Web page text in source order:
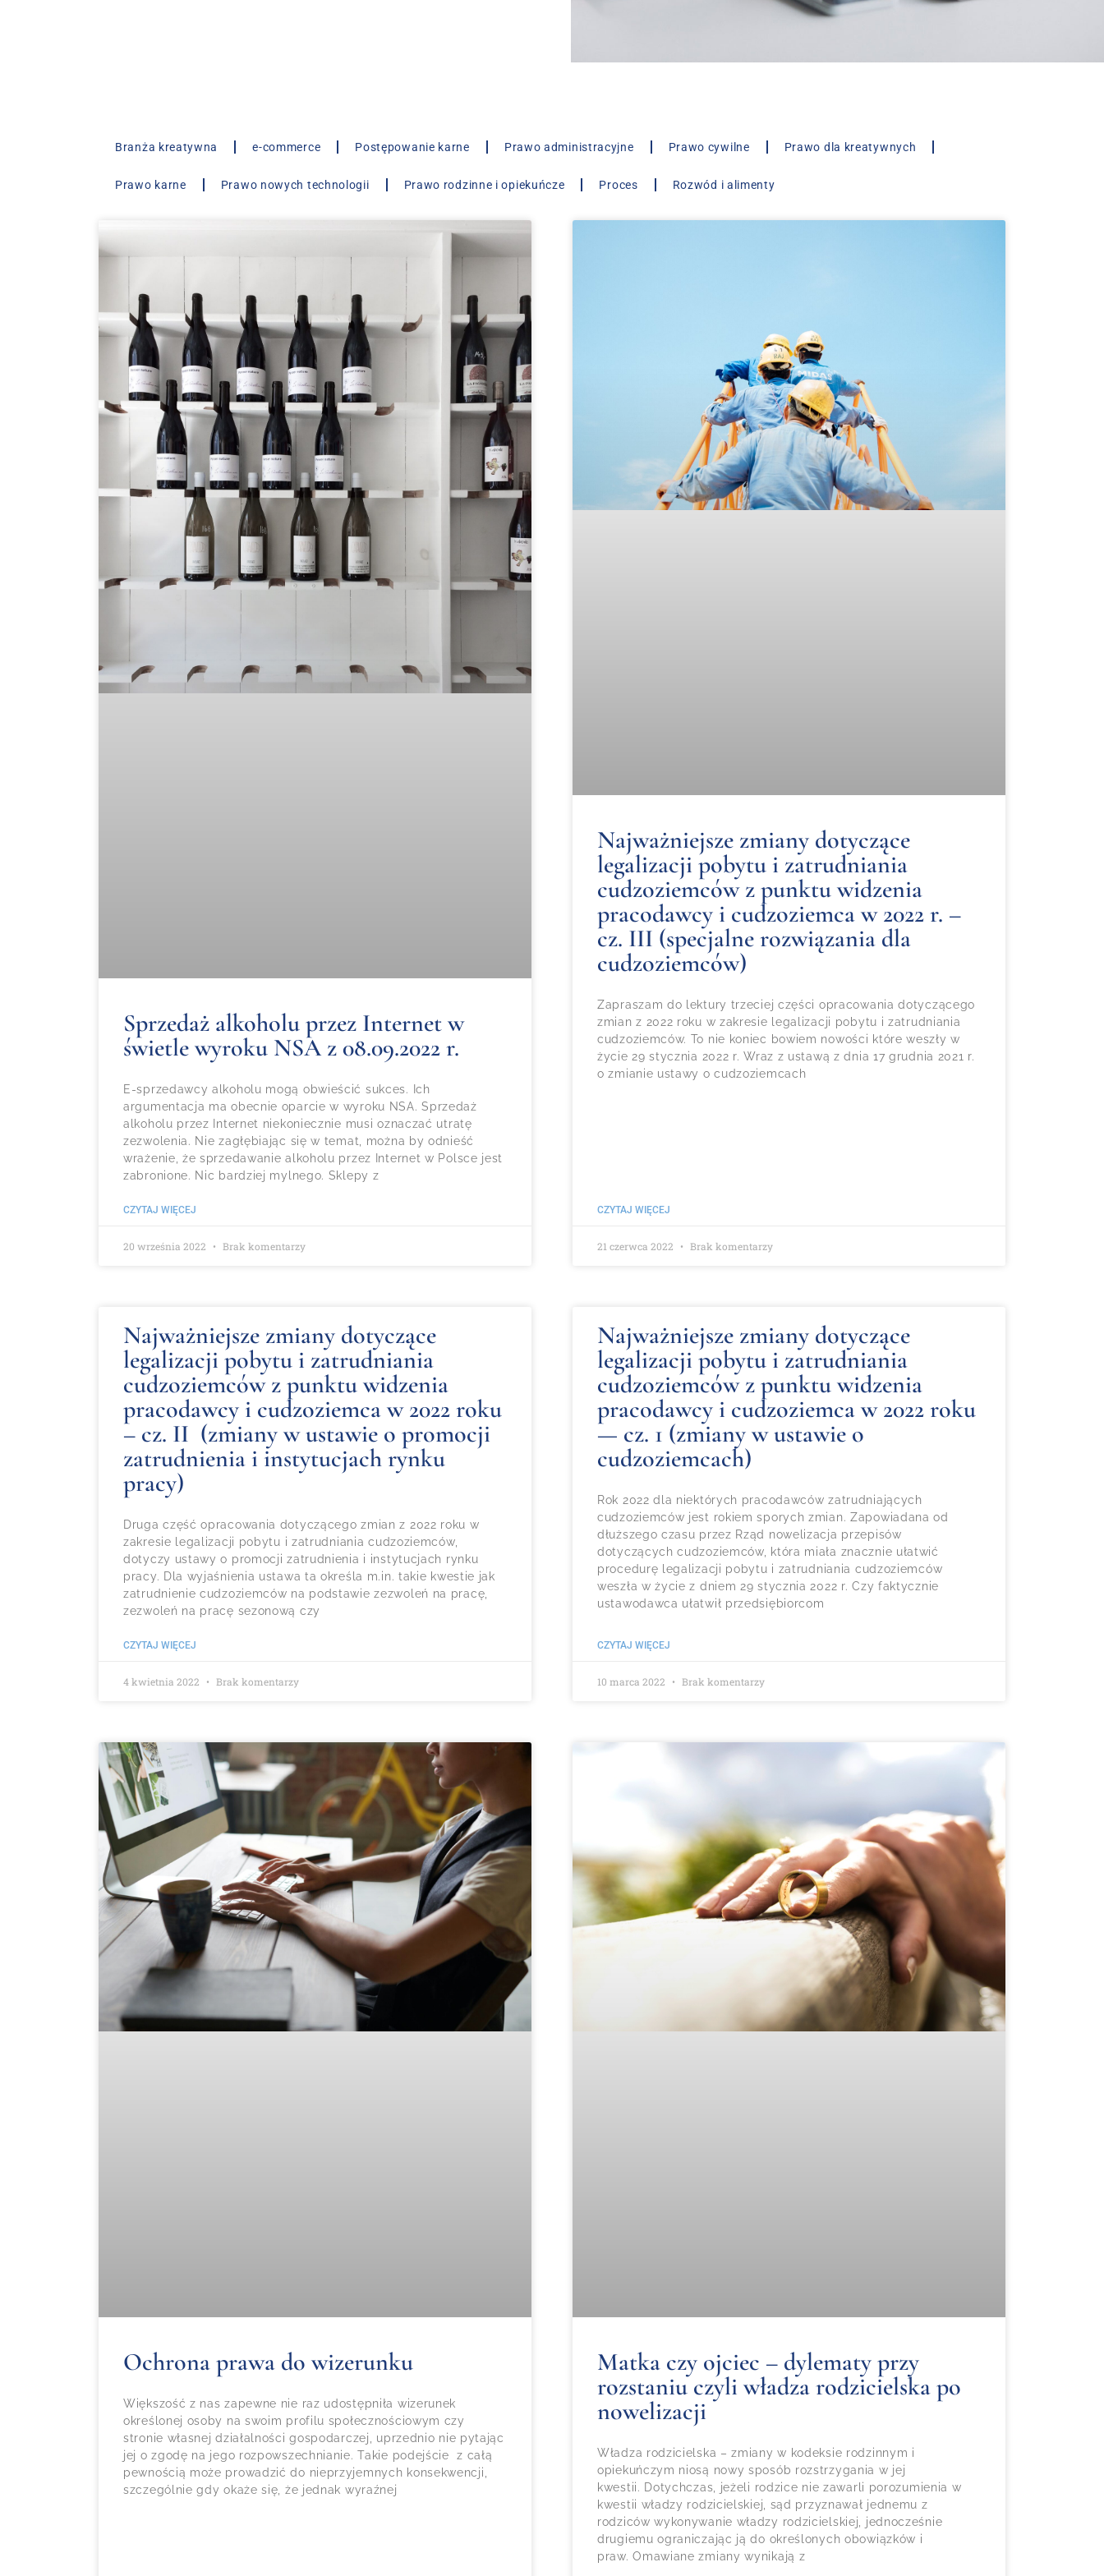
Branża kreatywna e-commerce Postępowanie karne Prawo administracyjne Prawo cywilne Prawo dla kreatywnych
Prawo karne Prawo nowych technologii Prawo rodzinne i opiekuńcze Proces Rozwód i alimenty
Sprzedaż alkoholu przez Internet w
świetle wyroku NSA z 08.09.2022 r.
E-sprzedawcy alkoholu mogą obwieścić sukces. Ich
argumentacja ma obecnie oparcie w wyroku NSA. Sprzedaż
alkoholu przez Internet niekoniecznie musi oznaczać utratę
zezwolenia. Nie zagłębiając się w temat, można by odnieść
wrażenie, że sprzedawanie alkoholu przez Internet w Polsce jest
zabronione. Nic bardziej mylnego. Sklepy z
CZYTAJ WIĘCEJ
20 września 2022 Brak komentarzy
Najważniejsze zmiany dotyczące
legalizacji pobytu i zatrudniania
cudzoziemców z punktu widzenia
pracodawcy i cudzoziemca w 2022 r. –
cz. III (specjalne rozwiązania dla
cudzoziemców)
Zapraszam do lektury trzeciej części opracowania dotyczącego
zmian z 2022 roku w zakresie legalizacji pobytu i zatrudniania
cudzoziemców. To nie koniec bowiem nowości które weszły w
życie 29 stycznia 2022 r. Wraz z ustawą z dnia 17 grudnia 2021 r.
o zmianie ustawy o cudzoziemcach
CZYTAJ WIĘCEJ
21 czerwca 2022 Brak komentarzy
Najważniejsze zmiany dotyczące
legalizacji pobytu i zatrudniania
cudzoziemców z punktu widzenia
pracodawcy i cudzoziemca w 2022 roku
– cz. II (zmiany w ustawie o promocji
zatrudnienia i instytucjach rynku
pracy)
Druga część opracowania dotyczącego zmian z 2022 roku w
zakresie legalizacji pobytu i zatrudniania cudzoziemców,
dotyczy ustawy o promocji zatrudnienia i instytucjach rynku
pracy. Dla wyjaśnienia ustawa ta określa m.in. takie kwestie jak
zatrudnienie cudzoziemców na podstawie zezwoleń na pracę,
zezwoleń na pracę sezonową czy
CZYTAJ WIĘCEJ
4 kwietnia 2022 Brak komentarzy
Najważniejsze zmiany dotyczące
legalizacji pobytu i zatrudniania
cudzoziemców z punktu widzenia
pracodawcy i cudzoziemca w 2022 roku
— cz. 1 (zmiany w ustawie o
cudzoziemcach)
Rok 2022 dla niektórych pracodawców zatrudniających
cudzoziemców jest rokiem sporych zmian. Zapowiadana od
dłuższego czasu przez Rząd nowelizacja przepisów
dotyczących cudzoziemców, która miała znacznie ułatwić
procedurę legalizacji pobytu i zatrudniania cudzoziemców
weszła w życie z dniem 29 stycznia 2022 r. Czy faktycznie
ustawodawca ułatwił przedsiębiorcom
CZYTAJ WIĘCEJ
10 marca 2022 Brak komentarzy
Ochrona prawa do wizerunku
Większość z nas zapewne nie raz udostępniła wizerunek
określonej osoby na swoim profilu społecznościowym czy
stronie własnej działalności gospodarczej, uprzednio nie pytając
jej o zgodę na jego rozpowszechnianie. Takie podejście z całą
pewnością może prowadzić do nieprzyjemnych konsekwencji,
szczególnie gdy okaże się, że jednak wyraźnej
Matka czy ojciec – dylematy przy
rozstaniu czyli władza rodzicielska po
nowelizacji
Władza rodzicielska – zmiany w kodeksie rodzinnym i
opiekuńczym niosą nowy sposób rozstrzygania w jej
kwestii. Dotychczas, jeżeli rodzice nie zawarli porozumienia w
kwestii władzy rodzicielskiej, sąd przyznawał jednemu z
rodziców wykonywanie władzy rodzicielskiej, jednocześnie
drugiemu ograniczając ją do określonych obowiązków i
praw. Omawiane zmiany wynikają z